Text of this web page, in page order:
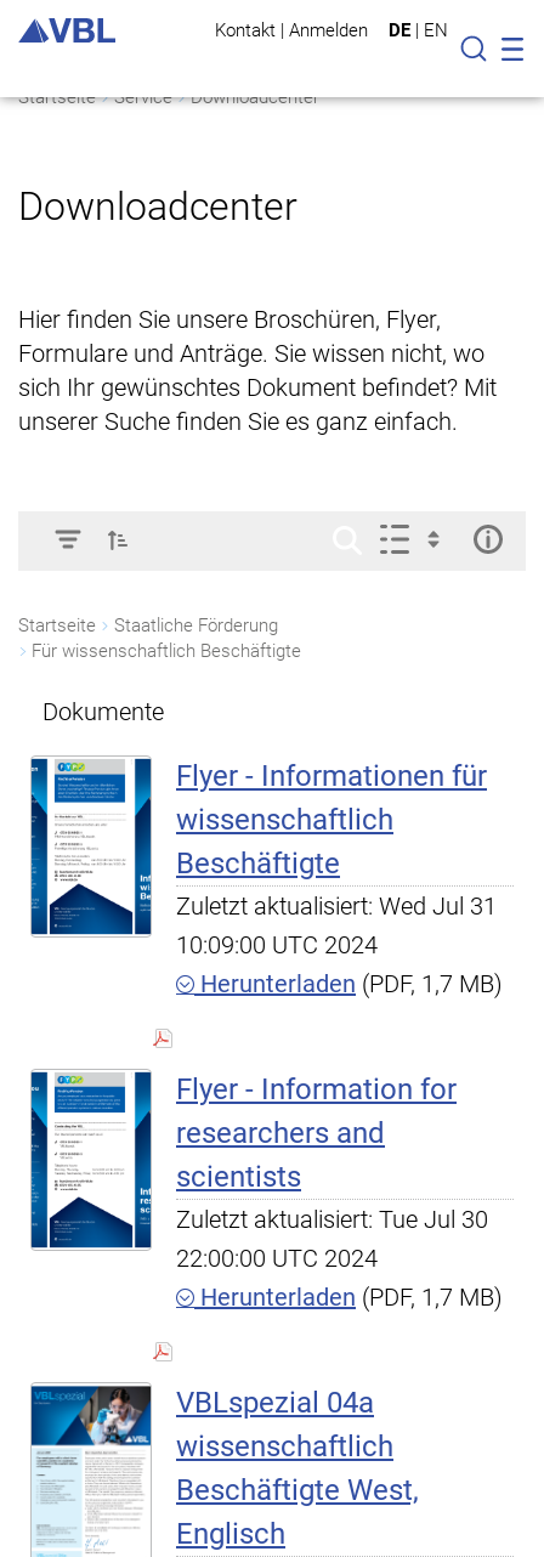
Kontakt | Anmelden DE | EN
Suche
Startseite Service Downloadcenter
Downloadcenter
Hier finden Sie unsere Broschüren, Flyer,
Formulare und Anträge. Sie wissen nicht, wo
sich Ihr gewünschtes Dokument befindet? Mit
unserer Suche finden Sie es ganz einfach.
Startseite
Staatliche Förderung
Für wissenschaftlich Beschäftigte
Dokumente
Flyer - Informationen für
wissenschaftlich
Beschäftigte
Zuletzt aktualisiert: Wed Jul 31
10:09:00 UTC 2024
Herunterladen (PDF, 1,7 MB)
Flyer - Information for
researchers and
scientists
Zuletzt aktualisiert: Tue Jul 30
22:00:00 UTC 2024
Herunterladen (PDF, 1,7 MB)
VBLspezial 04a
wissenschaftlich
Beschäftigte West,
Englisch